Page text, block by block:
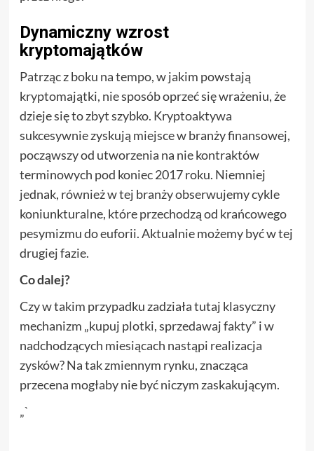
Dynamiczny wzrost
kryptomajątków
Patrząc z boku na tempo, w jakim powstają
kryptomajątki, nie sposób oprzeć się wrażeniu, że
dzieje się to zbyt szybko. Kryptoaktywa
sukcesywnie zyskują miejsce w branży finansowej,
począwszy od utworzenia na nie kontraktów
terminowych pod koniec 2017 roku. Niemniej
jednak, również w tej branży obserwujemy cykle
koniunkturalne, które przechodzą od krańcowego
pesymizmu do euforii. Aktualnie możemy być w tej
drugiej fazie.
Co dalej?
Czy w takim przypadku zadziała tutaj klasyczny
mechanizm „kupuj plotki, sprzedawaj fakty” i w
nadchodzących miesiącach nastąpi realizacja
zysków? Na tak zmiennym rynku, znacząca
przecena mogłaby nie być niczym zaskakującym.
„`